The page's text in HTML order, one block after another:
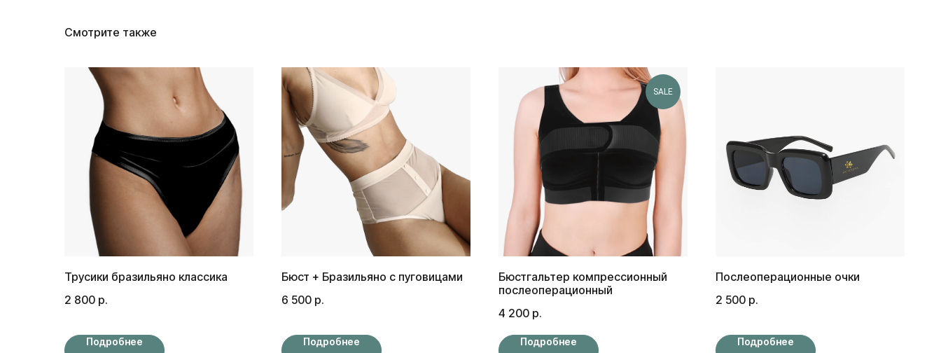
Смотрите также
Трусики бразильяно классика
2 800 р.
Подробнее
Бюст + Бразильяно с пуговицами
6 500 р.
Подробнее
SALE
Бюстгальтер компрессионный
послеоперационный
4 200 р.
Подробнее
Послеоперационные очки
2 500 р.
Подробнее